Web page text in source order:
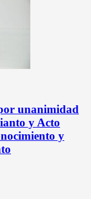
unanimidad
y Acto
y